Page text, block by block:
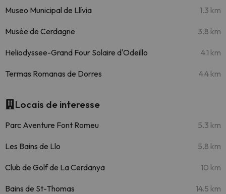
Museo Municipal de Llívia 1.3 km
Musée de Cerdagne 3.8 km
Heliodyssee-Grand Four Solaire d'Odeillo 4.1 km
Termas Romanas de Dorres 4.4 km
Locais de interesse
Parc Aventure Font Romeu 5.3 km
Les Bains de Llo 5.8 km
Club de Golf de La Cerdanya 10 km
Bains de St-Thomas 14.5 km